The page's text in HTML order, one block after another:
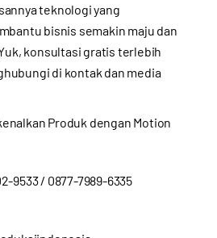
teknologi yang
bisnis semakin maju dan
konsultasi gratis terlebih
di kontak dan media
Produk dengan Motion
9533/ 0877-7989-6335